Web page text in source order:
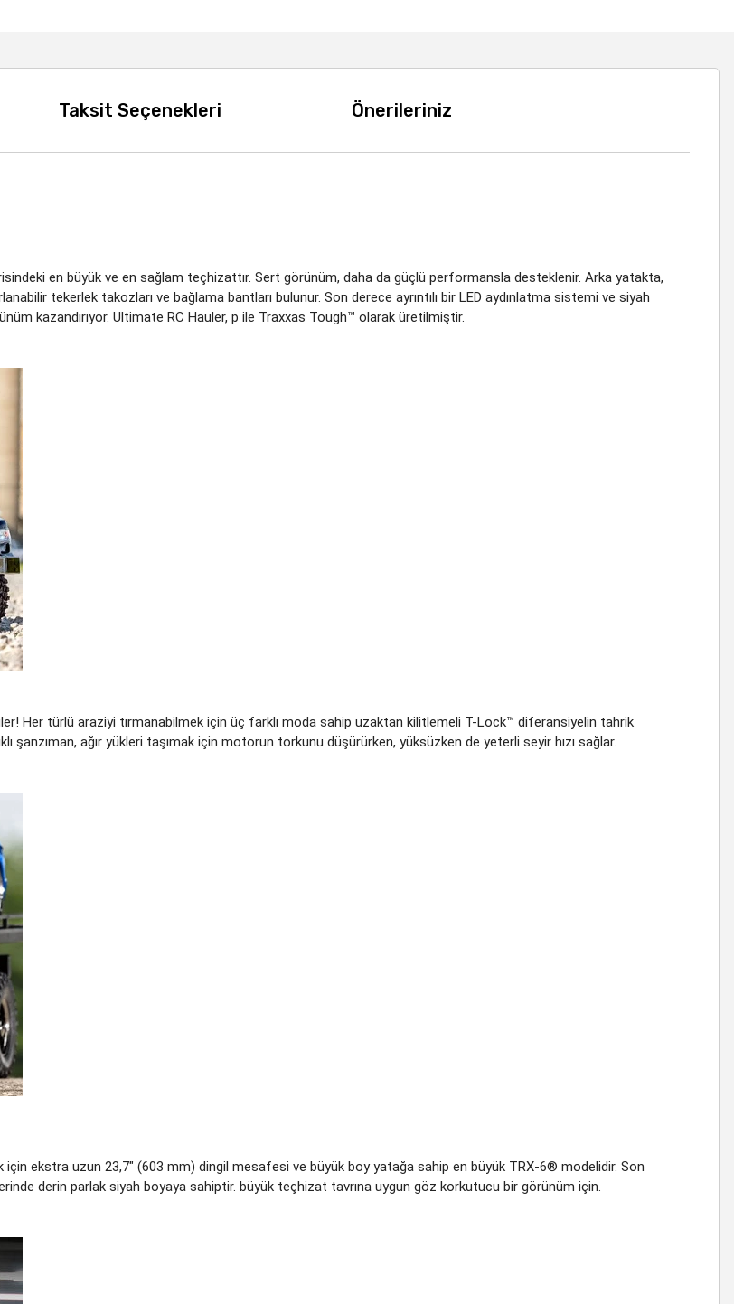
Taksit Seçenekleri Önerileriniz
en büyük ve en sağlam teçhizattır. Sert görünüm, daha da güçlü performansla desteklenir. Arka yatakta,
tekerlek takozları ve bağlama bantları bulunur. Son derece ayrıntılı bir LED aydınlatma sistemi ve siyah
kazandırıyor. Ultimate RC Hauler, p ile Traxxas Tough™ olarak üretilmiştir.
Her türlü araziyi tırmanabilmek için üç farklı moda sahip uzaktan kilitlemeli T-Lock™ diferansiyelin tahrik
ağır yükleri taşımak için motorun torkunu düşürürken, yüksüzken de yeterli seyir hızı sağlar.
için ekstra uzun 23,7" (603 mm) dingil mesafesi ve büyük boy yatağa sahip en büyük TRX-6® modelidir. Son
derin parlak siyah boyaya sahiptir. büyük teçhizat tavrına uygun göz korkutucu bir görünüm için.